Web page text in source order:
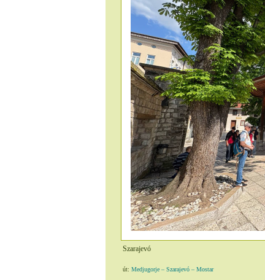
Szarajevó
út: Medjugorje – Szarajevó – Mostar